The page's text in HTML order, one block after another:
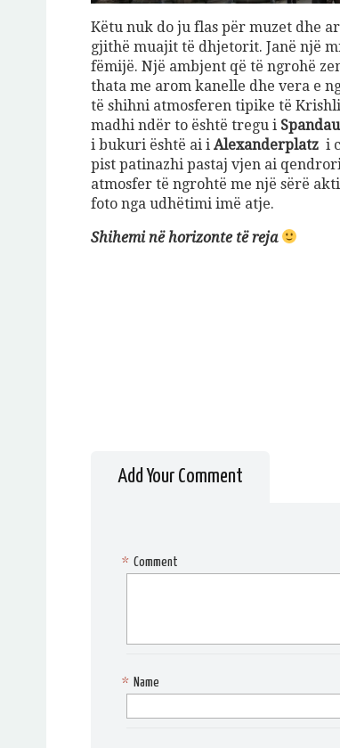
Këtu nuk do ju flas për muzet dhe
gjithë muajit të dhjetorit. Janë një
fëmijë. Një ambjent që të ngrohë
thata me arom kanelle dhe vera e
të shihni atmosferen tipike të
madhi ndër to është tregu i
i bukuri është ai i Alexanderplatz i
pist patinazhi pastaj vjen ai
atmosfer të ngrohtë me një sërë
foto nga udhëtimi imë atje.
Shihemi në horizonte të reja
Add Your Comment
Comment
*
Name
*